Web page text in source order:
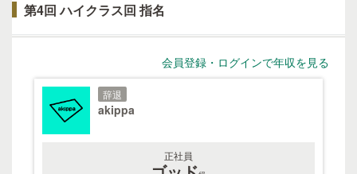
第4回 ハイクラス回 指名
会員登録・ログインで年収を見る
辞退
akippa
正社員